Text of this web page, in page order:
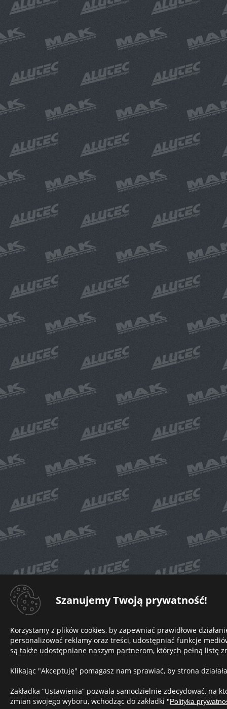
Szanujemy Twoją prywatność!
Korzystamy z plików cookies, by zapewniać prawidłowe
personalizować reklamy oraz treści, udostępniać funkcje
są także udostępniane naszym partnerom, których pełną listę
Klikając "Akceptuję" pomagasz nam sprawiać, by strona
Zakładka “Ustawienia” pozwala samodzielnie zdecydować, na
zmian swojego wyboru, wchodząc do zakładki "Polityka